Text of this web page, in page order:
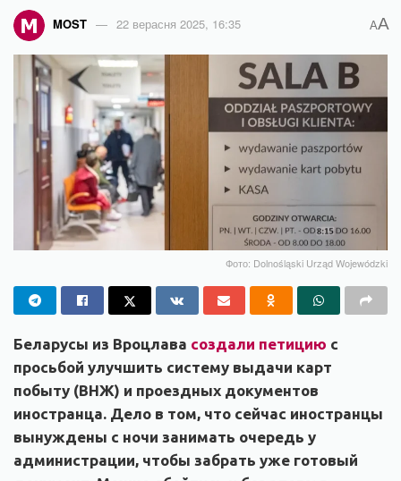
MOST 22 верасня 2025, 16:35 AA
Фото: Dolnośląski Urząd Wojewódzki
Беларусы из Вроцлава создали петицию с
просьбой улучшить систему выдачи карт
побыту (ВНЖ) и проездных документов
иностранца. Дело в том, что сейчас иностранцы
вынуждены с ночи занимать очередь у
администрации, чтобы забрать уже готовый